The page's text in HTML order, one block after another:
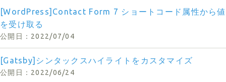
[WordPress]Contact Form 7 ショートコード属性から値
を受け取る
2022/07/04
[Gatsby]シンタックスハイライトをカスタマイズ
2022/06/24